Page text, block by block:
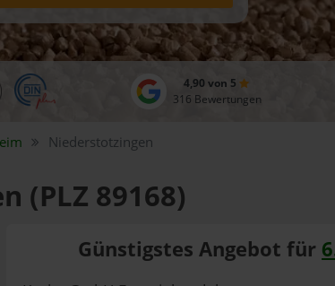
4,90 von 5
316 Bewertungen
Niederstotzingen
(PLZ 89168)
Günstigstes Angebot für